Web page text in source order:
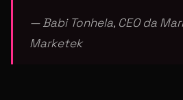
— Babi Tonhela, CEO da
Marketek